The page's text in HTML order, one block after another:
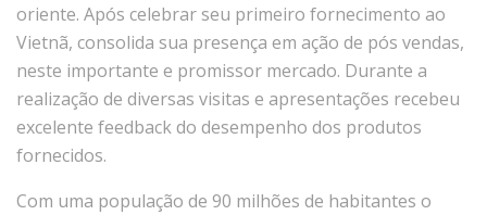
oriente. Após celebrar seu primeiro fornecimento ao
Vietnã, consolida sua presença em ação de pós vendas,
neste importante e promissor mercado. Durante a
realização de diversas visitas e apresentações recebeu
excelente feedback do desempenho dos produtos
fornecidos.
Com uma população de 90 milhões de habitantes o